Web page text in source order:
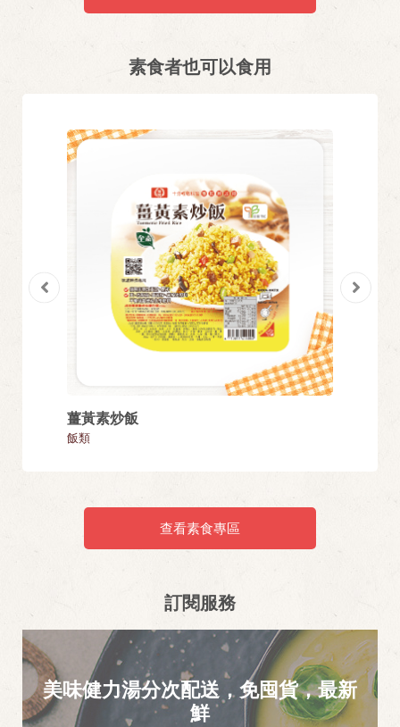
素食者也可以食用
薑黃素炒飯
飯類
查看素食專區
訂閱服務
美味健力湯分次配送，免囤貨，最新
鮮